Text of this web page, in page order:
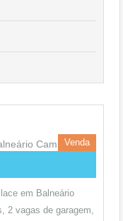
Venda
em Balneário
2 vagas de garagem,